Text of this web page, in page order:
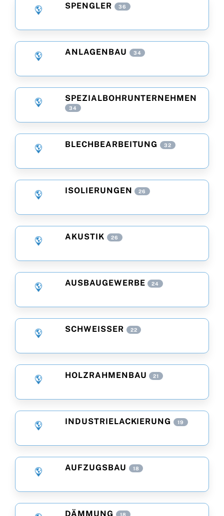
SPENGLER 36
ANLAGENBAU 34
SPEZIALBOHRUNTERNEHMEN
34
BLECHBEARBEITUNG 32
ISOLIERUNGEN 26
AKUSTIK 26
AUSBAUGEWERBE 24
SCHWEISSER 22
HOLZRAHMENBAU 21
INDUSTRIELACKIERUNG 19
AUFZUGSBAU 18
DÄMMUNG 18